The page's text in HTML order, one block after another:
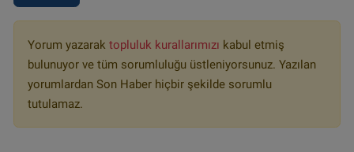
Yorum yazarak topluluk kurallarımızı kabul etmiş
bulunuyor ve tüm sorumluluğu üstleniyorsunuz. Yazılan
yorumlardan Son Haber hiçbir şekilde sorumlu
tutulamaz.